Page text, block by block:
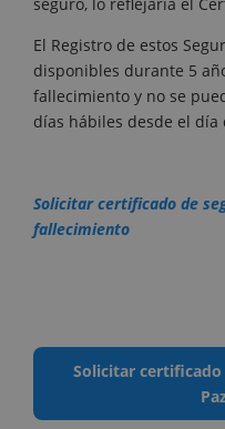
El Registro de estos
disponibles durante 5
fallecimiento y no se
días hábiles desde el
Solicitar certificado de
fallecimiento
Solicitar certificado